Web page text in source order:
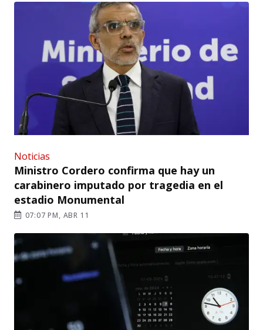
Noticias
Ministro Cordero confirma que hay un
carabinero imputado por tragedia en el
estadio Monumental
07:07 PM, ABR 11